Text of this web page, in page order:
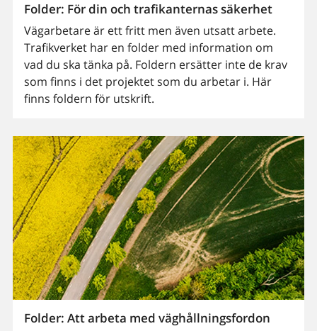
Folder: För din och trafikanternas säkerhet
Vägarbetare är ett fritt men även utsatt arbete.
Trafikverket har en folder med information om
vad du ska tänka på. Foldern ersätter inte de krav
som finns i det projektet som du arbetar i. Här
finns foldern för utskrift.
Folder: Att arbeta med väghållningsfordon